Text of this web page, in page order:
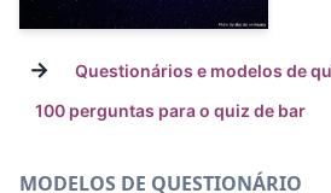
→
Questionários e modelos de
100 perguntas para o quiz de bar
MODELOS DE QUESTIONÁRIO